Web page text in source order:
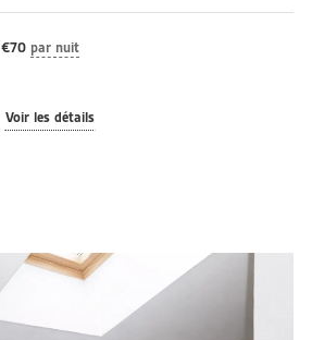
€70 par nuit
Voir les détails